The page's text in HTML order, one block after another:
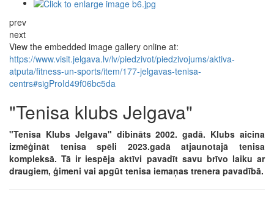
prev
next
View the embedded image gallery online at:
https://www.visit.jelgava.lv/lv/piedzivot/piedzivojums/aktiva-
atputa/fitness-un-sports/item/177-jelgavas-tenisa-
centrs#sigProId49f06bc5da
"Tenisa klubs Jelgava"
"Tenisa Klubs Jelgava" dibināts 2002. gadā. Klubs aicina
izmēģināt tenisa spēli 2023.gadā atjaunotajā tenisa
kompleksā. Tā ir iespēja aktīvi pavadīt savu brīvo laiku ar
draugiem, ģimeni vai apgūt tenisa iemaņas trenera pavadībā.